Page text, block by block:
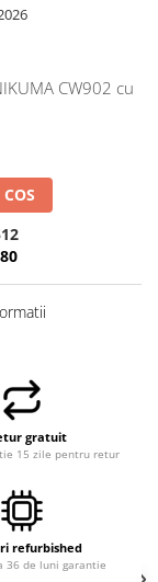
CW902 cu
gratuit
15 zile pentru retur
refurbished
36 de luni garantie